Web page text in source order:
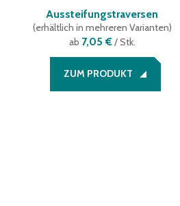
Aussteifungstraversen
(erhältlich in mehreren Varianten)
ab 7,05 €/ Stk.
ZUM PRODUKT